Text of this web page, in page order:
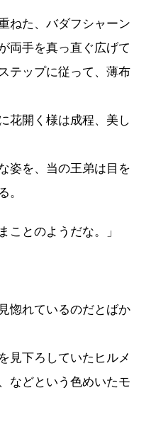
ねた、バダフシャーン
両手を真っ直ぐ広げて
テップに従って、薄布
花開く様は成程、美し
姿を、当の王弟は目を
。
ことのようだな。」
惚れているのだとばか
見下ろしていたヒルメ
などという色めいたモ